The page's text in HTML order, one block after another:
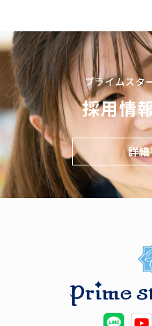
プライムスタ
採用情
詳